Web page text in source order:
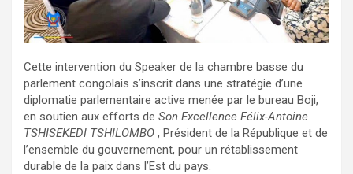
Cette intervention du Speaker de la chambre basse du
parlement congolais s’inscrit dans une stratégie d’une
diplomatie parlementaire active menée par le bureau Boji,
en soutien aux efforts de Son Excellence Félix-Antoine
TSHISEKEDI TSHILOMBO , Président de la République et de
l’ensemble du gouvernement, pour un rétablissement
durable de la paix dans l’Est du pays.